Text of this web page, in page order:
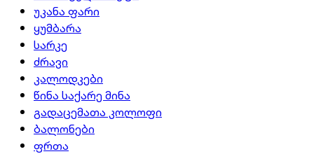
უკანა ფარი
ყუმბარა
სარკე
ძრავი
კალოდკები
წინა საქარე მინა
გადაცემათა კოლოფი
ბალონები
ფრთა